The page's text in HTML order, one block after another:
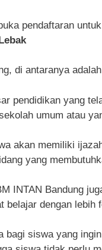
pendaftaran
di antaranya
pendidikan yang
umum atau
akan memiliki
yang
INTAN Bandung
belajar dengan lebih
bagi siswa yang